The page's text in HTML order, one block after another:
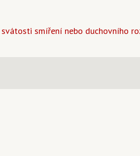
smíření nebo duchovního